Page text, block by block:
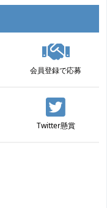
会員登録で応募
Twitter懸賞